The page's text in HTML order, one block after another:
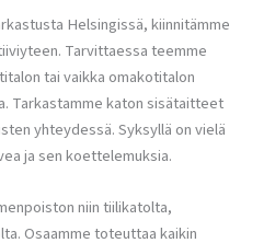
Helsingissä, kiinnitämme
Tarvittaessa teemme
tai vaikka omakotitalon
Tarkastamme katon sisätaitteet
yhteydessä. Syksyllä on vielä
ja sen koettelemuksia.
niin tiilikatolta,
Osaamme toteuttaa kaikin